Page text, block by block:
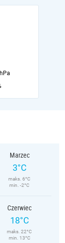
Marzec
3°C
maks. 6°C
min. -2°C
Czerwiec
18°C
maks. 22°C
min. 13°C